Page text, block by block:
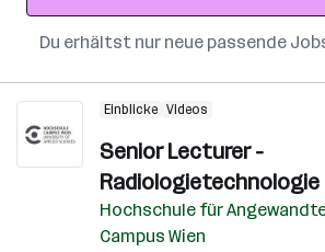
Du erhältst nur neue passende
Einblicke Videos
Senior Lecturer -
Radiologietechnologie
Hochschule für
Campus Wien